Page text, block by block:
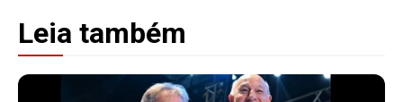
Leia também